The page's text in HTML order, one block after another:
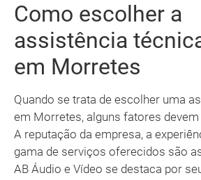
Como escolher a
assistência
em Morretes
Quando se trata de escolher uma
em Morretes, alguns fatores
A reputação da empresa, a
gama de serviços oferecidos são
AB Áudio e Vídeo se destaca por